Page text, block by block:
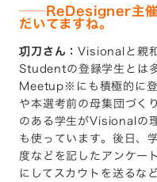
──ReDesigner主催
だいてますね。
㓛刀さん：Visionalと親
Studentの登録学生とは
Meetup※にも積極的に登
や本選考前の母集団づく
のある学生がVisionalの
も使っています。後日、
度などを記したアンケー
にしてスカウトを送るな